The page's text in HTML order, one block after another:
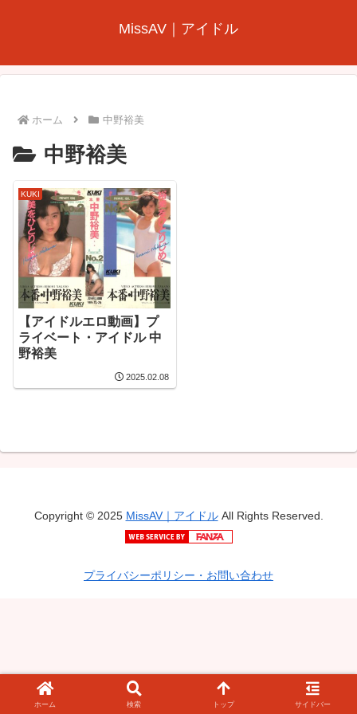
MissAV｜アイドル
ホーム 中野裕美
中野裕美
KUKI
【アイドルエロ動画】プ
ライベート・アイドル 中
野裕美
2025.02.08
Copyright © 2025 MissAV｜アイドルAll Rights Reserved.
プライバシーポリシー・お問い合わせ
ホーム 検索 トップ サイドバー